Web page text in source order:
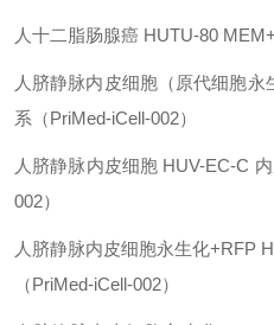
人十二脂肠腺癌 HUTU-80
人脐静脉内皮细胞（原代细胞永
系（PriMed-iCell-002）
人脐静脉内皮细胞 HUV-EC-C
002）
人脐静脉内皮细胞永生化+RFP
（PriMed-iCell-002）